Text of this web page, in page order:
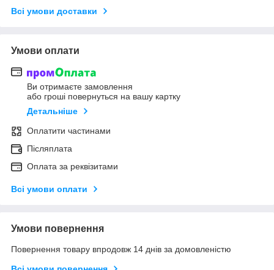
Всі умови доставки
Умови оплати
Ви отримаєте замовлення
або гроші повернуться на вашу картку
Детальніше
Оплатити частинами
Післяплата
Оплата за реквізитами
Всі умови оплати
Умови повернення
Повернення товару впродовж 14 днів за домовленістю